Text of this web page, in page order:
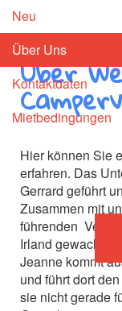
Neu
Über Uns
Kontaktdaten
Mietbedingungen
Über
Hier können Sie
erfahren. Das
Gerrard geführt
Zusammen mit
führenden
Irland gewachsen.
Jeanne kommt
und führt dort den
sie nicht gerade